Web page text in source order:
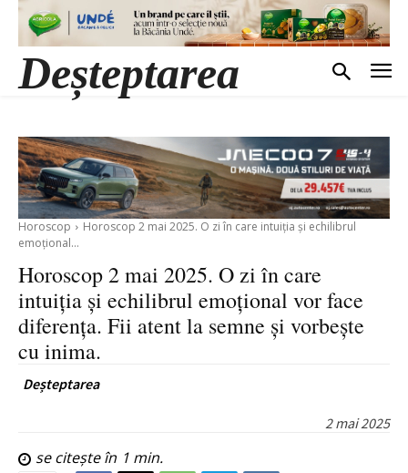
Deșteptarea
Horoscop
Horoscop 2 mai 2025. O zi în care intuiția și echilibrul
emoțional...
Horoscop 2 mai 2025. O zi în care
intuiția și echilibrul emoțional vor face
diferența. Fii atent la semne și vorbește
cu inima.
Deșteptarea
2 mai 2025
se citește în 1 min.